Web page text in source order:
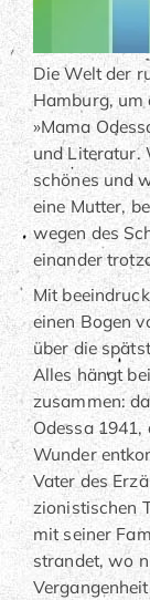
Die Welt der
Hamburg, um
»Mama
und Literatur.
schönes und
eine Mutter,
wegen des
einander
Mit
einen Bogen
über die
Alles hängt
zusammen:
Odessa
Wunder
Vater des
zionistischen
mit seiner
strandet, wo